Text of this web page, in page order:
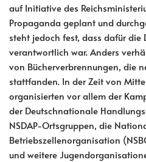
auf Initiative des
Propaganda geplant und
steht jedoch fest, dass dafür die
verantwortlich war. Anders
von Bücherverbrennungen, die
stattfanden. In der Zeit von
organisierten vor allem der
der Deutschnationale
NSDAP-Ortsgruppen, die
Betriebszellenorganisation
und weitere